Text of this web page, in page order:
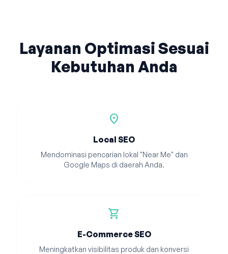
Layanan Optimasi Sesuai
Kebutuhan Anda
location_on
Local SEO
Mendominasi pencarian lokal "Near Me" dan
Google Maps di daerah Anda.
shopping_cart
E-Commerce SEO
Meningkatkan visibilitas produk dan konversi